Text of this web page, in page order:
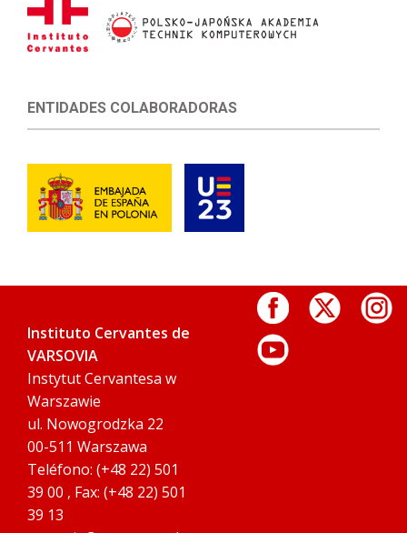
ENTIDADES COLABORADORAS
Instituto Cervantes de
VARSOVIA
Instytut Cervantesa w
Warszawie
ul. Nowogrodzka 22
00-511 Warszawa
Teléfono: (+48 22) 501
39 00 , Fax: (+48 22) 501
39 13